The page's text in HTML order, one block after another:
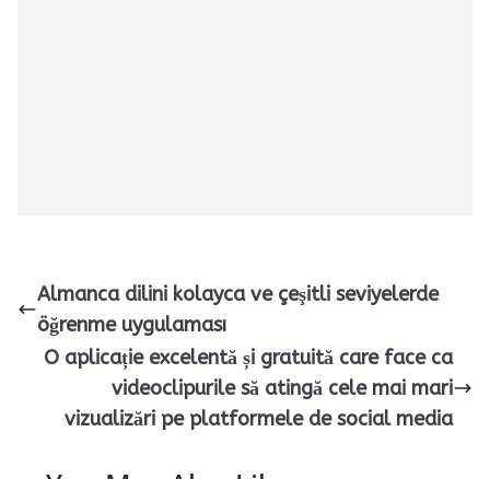
Almanca dilini kolayca ve çeşitli seviyelerde
öğrenme uygulaması
O aplicație excelentă și gratuită care face ca
videoclipurile să atingă cele mai mari
vizualizări pe platformele de social media